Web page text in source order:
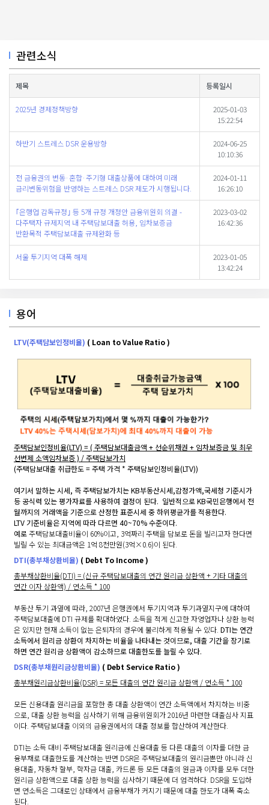
관련소식
제목 등록일시
2025년 경제정책방향
2025-01-03
15:22:54
하반기 스트레스 DSR 운용방향
2024-06-25
10:10:36
전 금융권의 변동·혼합·주기형 대출상품에 대하여 미래
금리변동위험을 반영하는 스트레스 DSR 제도가 시행됩니다.
2024-01-11
16:26:10
｢은행업 감독규정｣ 등 5개 규정 개정안 금융위원회 의결 -
다주택자 규제지역 내 주택담보대출 허용, 임차보증금
반환목적 주택담보대출 규제완화 등
2023-03-02
16:42:36
서울 투기지역 대폭 해제
2023-01-05
13:42:24
용어
LTV(주택담보인정비율) ( Loan to Value Ratio )
주택담보인정비율(LTV) = ( 주택담보대출금액 + 선순위채권 + 임차보증금 및 최우
선변제 소액임차보증 ) / 주택담보가치
(주택담보대출 취급한도 = 주택 가격 * 주택담보인정비율(LTV))
여기서 말하는 시세, 즉 주택담보가치는 KB부동산시세,감정가액,국세청 기준시가
등 공식력 있는 평가자료를 사용하여 결정이 된다. 일반적으로 KB국민은행에서 전
월까지의 거래액을 기준으로 산정한 표준시세 중 하위평균가를 적용한다.
LTV 기준비율은 지역에 따라 다르면 40~70% 수준이다.
예로주택담보대출비율이 60%이고, 3억짜리 주택을 담보로 돈을 빌리고자 한다면
빌릴 수 있는 최대금액은 1억 8천만원(3억×0.6)이 된다.
DTI(총부채상환비율) ( Debt To Income )
총부채상환비율(DTI) = (신규 주택담보대출의 연간 원리금 상환액 + 기타 대출의
연간 이자 상환액) / 연소득 * 100
부동산 투기 과열에 따라, 2007년 은행권에서 투기지역과 투기과열지구에 대하여
주택담보대출에 DTI 규제를 확대하였다. 소득을 적게 신고한 자영업자나 상환 능력
은 있지만 현재 소득이 없는 은퇴자의 경우에 불리하게 적용될 수 있다. DTI는 연간
소득에서 원리금 상환이 차지하는 비율을 나타내는 것이므로, 대출 기간을 장기로
하면 연간 원리금 상환액이 감소하므로 대출한도를 늘릴 수 있다.
DSR(총부채원리금상환비율) ( Debt Service Ratio )
총부채원리금상환비율(DSR) = 모든 대출의 연간 원리금 상환액 / 연소득 * 100
모든 신용대출 원리금을 포함한 총 대출 상환액이 연간 소득액에서 차지하는 비중
으로, 대출 상환 능력을 심사하기 위해 금융위원회가 2016년 마련한 대출심사 지표
이다. 주택담보대출 이외의 금융권에서의 대출 정보를 합산하여 계산한다.
DTI는 소득 대비 주택담보대출 원리금에 신용대출 등 다른 대출의 이자를 더한 금
융부채로 대출한도를 계산하는 반면 DSR은 주택담보대출의 원리금뿐만 아니라 신
용대출, 자동차 할부, 학자금 대출, 카드론 등 모든 대출의 원금과 이자를 모두 더한
원리금 상환액으로 대출 상환 능력을 심사하기 때문에 더 엄격하다. DSR을 도입하
면 연소득은 그대로인 상태에서 금융부채가 커지기 때문에 대출 한도가 대폭 축소
된다.